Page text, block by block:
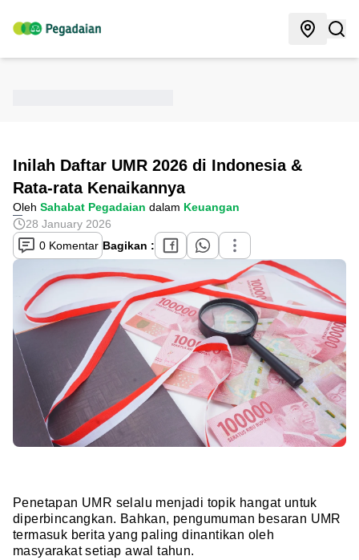
Inilah Daftar UMR 2026 di Indonesia &
Rata-rata Kenaikannya
Oleh Sahabat Pegadaian dalam Keuangan
28 January 2026
0 Komentar Bagikan :
Penetapan UMR selalu menjadi topik hangat untuk
diperbincangkan. Bahkan, pengumuman besaran UMR
termasuk berita yang paling dinantikan oleh
masyarakat setiap awal tahun.